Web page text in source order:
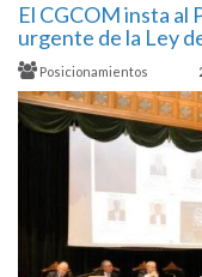
El CGCOM insta al
urgente de la Ley
Posicionamientos